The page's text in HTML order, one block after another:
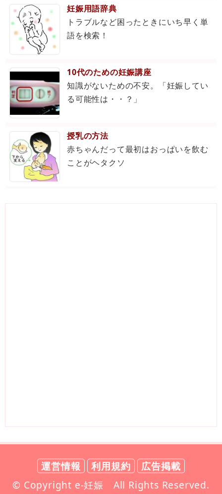
妊娠用語辞典
トラブルなど困ったときにいち早く単
語を検索！
10代のための妊娠講座
知識がないための不安。「妊娠してい
る可能性は・・？」
授乳の方法
赤ちゃんだって最初はおっぱいを飲む
ことがヘタクソ
運営情報 利用規約
広告掲載
© Copyright e-妊娠 All Rights Reserved.